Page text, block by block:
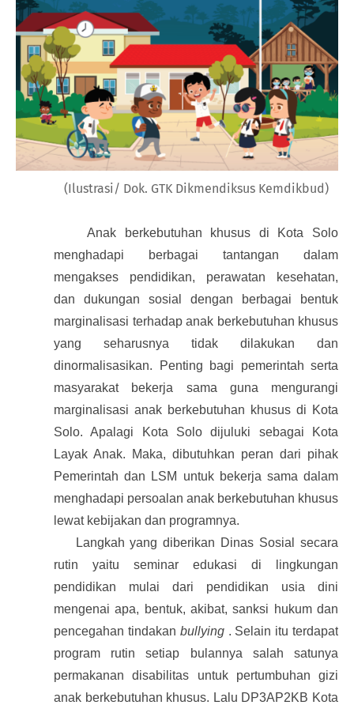
(Ilustrasi/ Dok. GTK Dikmendiksus Kemdikbud)
Anak berkebutuhan khusus di Kota Solo
menghadapi berbagai tantangan dalam
mengakses pendidikan, perawatan kesehatan,
dan dukungan sosial dengan berbagai bentuk
marginalisasi terhadap anak berkebutuhan khusus
yang seharusnya tidak dilakukan dan
dinormalisasikan. Penting bagi pemerintah serta
masyarakat bekerja sama guna mengurangi
marginalisasi anak berkebutuhan khusus di Kota
Solo. Apalagi Kota Solo dijuluki sebagai Kota
Layak Anak. Maka, dibutuhkan peran dari pihak
Pemerintah dan LSM untuk bekerja sama dalam
menghadapi persoalan anak berkebutuhan khusus
lewat kebijakan dan programnya.
Langkah yang diberikan Dinas Sosial secara
rutin yaitu seminar edukasi di lingkungan
pendidikan mulai dari pendidikan usia dini
mengenai apa, bentuk, akibat, sanksi hukum dan
pencegahan tindakan bullying. Selain itu terdapat
program rutin setiap bulannya salah satunya
permakanan disabilitas untuk pertumbuhan gizi
anak berkebutuhan khusus. Lalu DP3AP2KB Kota